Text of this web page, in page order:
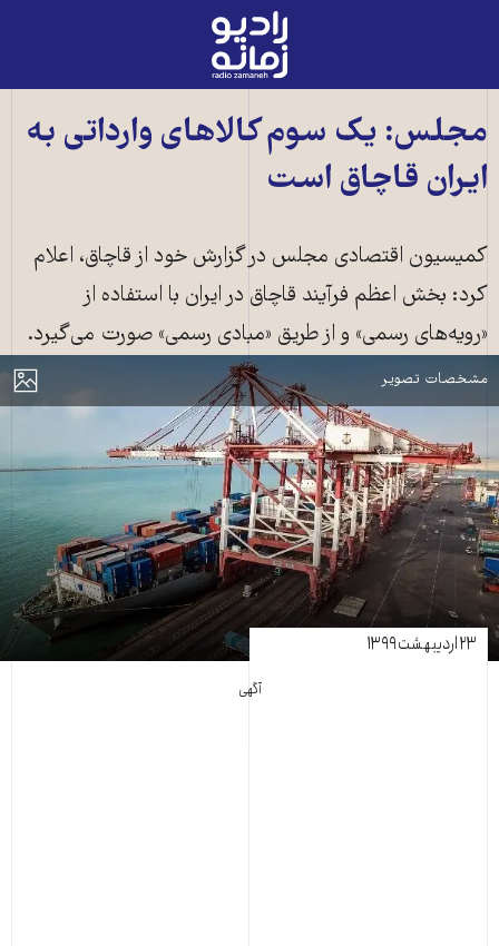
رادیو
زمانه
صفحه
اصلی
مجلس: یک سوم کالاهای وارداتی به
ایران قاچاق است‎
کمیسیون اقتصادی مجلس در گزارش خود از قاچاق، اعلام
کرد: بخش اعظم فرآیند قاچاق در ایران با استفاده از
«رویه‌های رسمی» و از طریق «مبادی رسمی» صورت می‌‌گیرد.
نمایش
مشخصات تصویر
بندر شهید رجایی - واردات
۲۳ اردیبهشت ۱۳۹۹
آگهی